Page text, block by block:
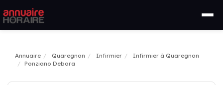
Annuaire Quaregnon Infirmier
Infirmier à Quaregnon
Ponziano Debora